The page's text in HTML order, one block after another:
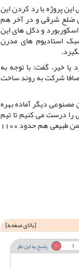
پروژه با رد کردن این
ضلع شرقی و در آخر هم
و دکل های این
استادیوم های مدرن
یا خیر، گفت: با توجه به
شرکت به روند ساخت
دیگر آماده بهره
درست می کنیم تا تیم
های پایه بازی های خود را در این مجموعه برگزار کنند. زمین چمن طبیعی هم حدود 1100
[بالای صفحه]
پاسخ به این نظر 1